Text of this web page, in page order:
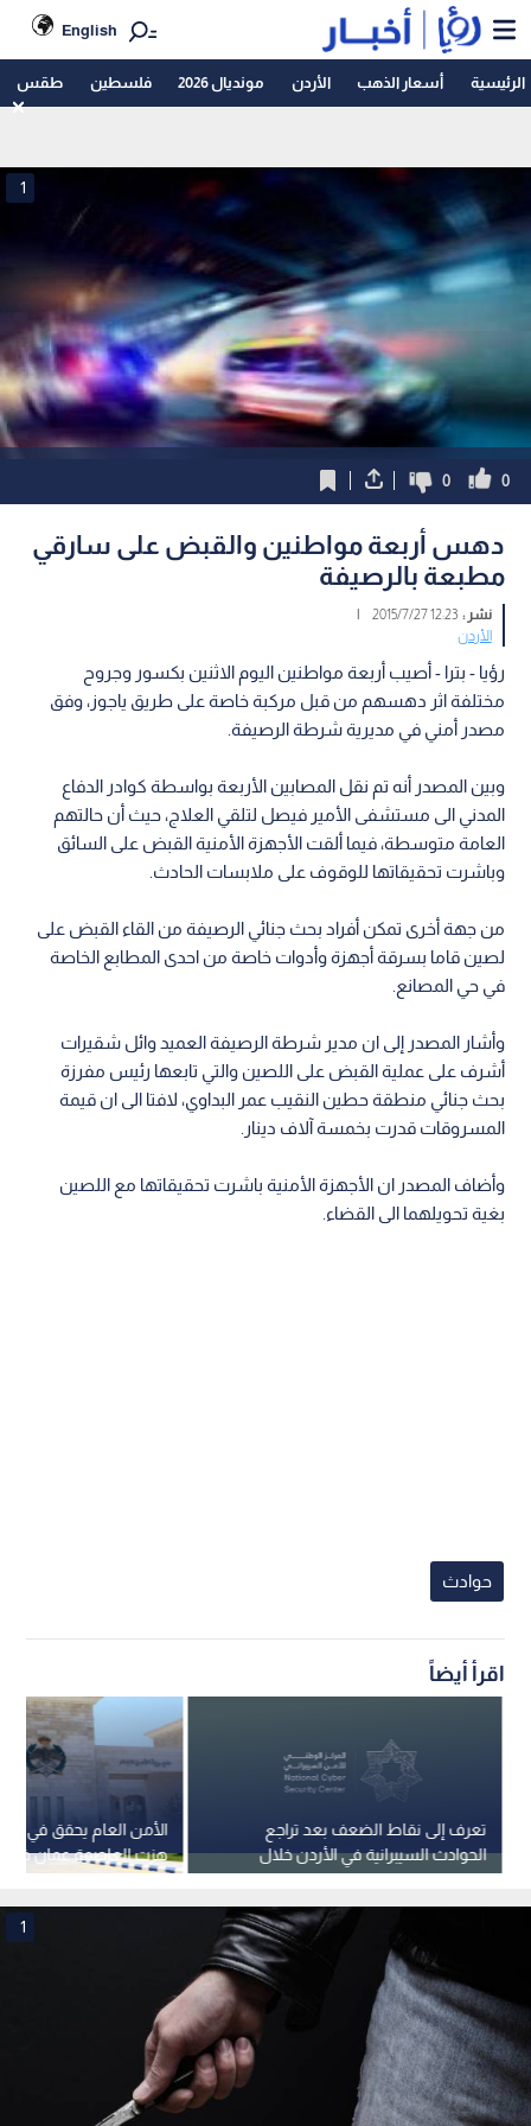
English
الرئيسية أسعار الذهب الأردن مونديال 2026 فلسطين طقس
1
0
0
دهس أربعة مواطنين والقبض على سارقي
مطبعة بالرصيفة
نشر :12:23 2015/7/27
|
الأردن
رؤيا - بترا - أصيب أربعة مواطنين اليوم الاثنين بكسور وجروح
مختلفة اثر دهسهم من قبل مركبة خاصة على طريق ياجوز، وفق
مصدر أمني في مديرية شرطة الرصيفة.
وبين المصدر أنه تم نقل المصابين الأربعة بواسطة كوادر الدفاع
المدني الى مستشفى الأمير فيصل لتلقي العلاج، حيث أن حالتهم
العامة متوسطة، فيما ألقت الأجهزة الأمنية القبض على السائق
وباشرت تحقيقاتها للوقوف على ملابسات الحادث.
من جهة أخرى تمكن أفراد بحث جنائي الرصيفة من القاء القبض على
لصين قاما بسرقة أجهزة وأدوات خاصة من احدى المطابع الخاصة
في حي المصانع.
وأشار المصدر إلى ان مدير شرطة الرصيفة العميد وائل شقيرات
أشرف على عملية القبض على اللصين والتي تابعها رئيس مفرزة
بحث جنائي منطقة حطين النقيب عمر البداوي، لافتا الى ان قيمة
المسروقات قدرت بخمسة آلاف دينار.
وأضاف المصدر ان الأجهزة الأمنية باشرت تحقيقاتها مع اللصين
بغية تحويلهما الى القضاء.
حوادث
اقرأ أيضاً
هزت العاصمة عمان
تعرف إلى نقاط الضعف بعد تراجع
الحوادث السيبرانية في الأردن خلال
الربع الأول من العام
1